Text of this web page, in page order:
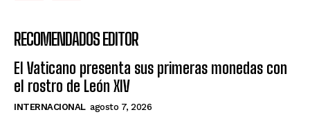
RECOMENDADOS EDITOR
El Vaticano presenta sus primeras monedas con
el rostro de León XIV
INTERNACIONAL agosto 7, 2026